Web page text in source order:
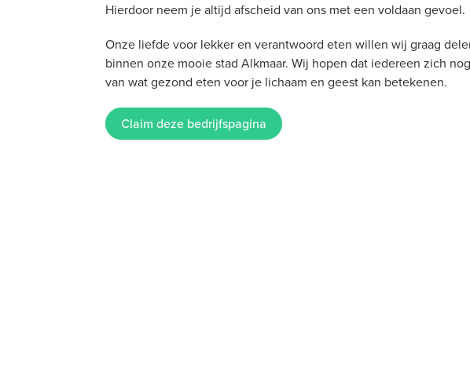
Hierdoor neem je altijd afscheid van ons met een voldaan gevoel.
Onze liefde voor lekker en verantwoord eten willen wij graag
binnen onze mooie stad Alkmaar. Wij hopen dat iedereen zich
van wat gezond eten voor je lichaam en geest kan betekenen.
Claim deze bedrijfspagina